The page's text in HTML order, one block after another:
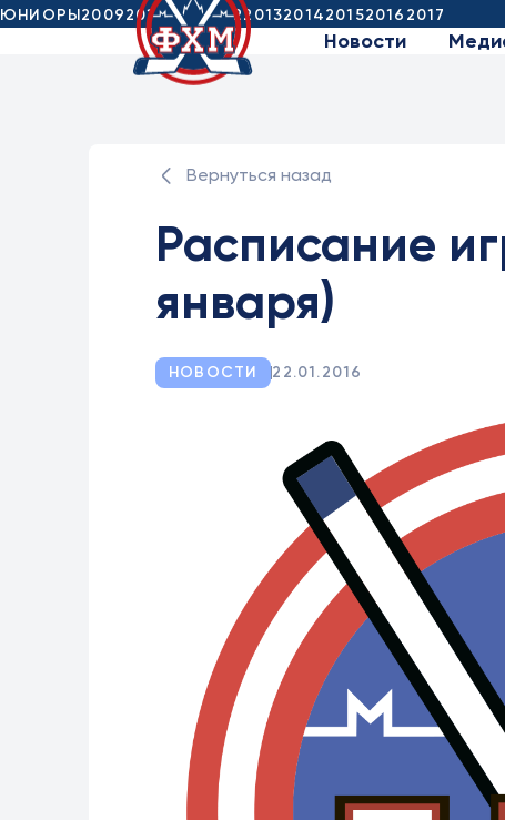
ЮНИОРЫ20092010201120122013201420152016 2017
Новости
Вернуться назад
Расписание
января)
НОВОСТИ 22.01.2016